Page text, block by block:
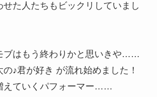
せた人たちもビックリしていまし
ブはもう終わりかと思いきや……
♪君が好き が流れ始めました！
えていくパフォーマー……